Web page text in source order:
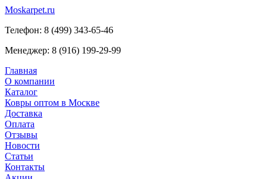
Moskarpet.ru
Телефон: 8 (499) 343-65-46
Менеджер: 8 (916) 199-29-99
Главная
О компании
Каталог
Ковры оптом в Москве
Доставка
Оплата
Отзывы
Новости
Статьи
Контакты